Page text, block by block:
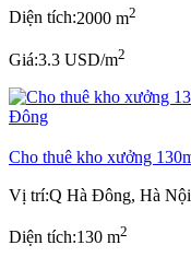
Diện tích:2000 m2
Giá:3.3 USD/m2
Cho thuê kho xưởng
Vị trí:Q Hà Đông, Hà Nội
Diện tích:130 m2